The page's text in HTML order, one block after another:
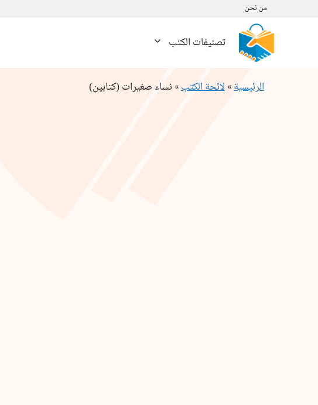
من نحن
تصنيفات الكتب
الرئيسية»لائحة الكتب» نساء صغيرات (كتابين)